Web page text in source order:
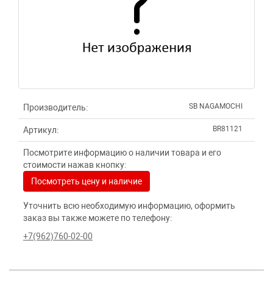
Производитель: SB NAGAMOCHI
Артикул: BR81121
Посмотрите информацию о наличии товара и его
стоимости нажав кнопку:
Посмотреть цену и наличие
Уточнить всю необходимую информацию, оформить
заказ вы также можете по телефону:
+7(962)760-02-00